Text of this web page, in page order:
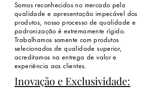
Somos reconhecidos no mercado pela
qualidade e apresentação impecável dos
produtos, nosso processo de qualidade e
padronização é extremamente rígido.
Trabalhamos somente com produtos
selecionados de qualidade superior,
acreditamos na entrega de valor e
experiência aos clientes.
Inovação e Exclusividade: